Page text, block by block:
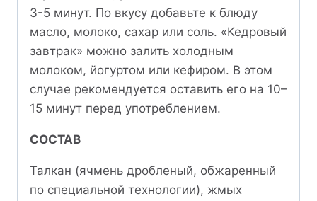
3-5 минут. По вкусу добавьте к блюду
масло, молоко, сахар или соль. «Кедровый
завтрак» можно залить холодным
молоком, йогуртом или кефиром. В этом
случае рекомендуется оставить его на 10–
15 минут перед употреблением.
СОСТАВ
Талкан (ячмень дробленый, обжаренный
по специальной технологии), жмых